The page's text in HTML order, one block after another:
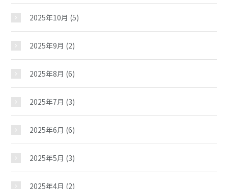
2025年10月 (5)
2025年9月 (2)
2025年8月 (6)
2025年7月 (3)
2025年6月 (6)
2025年5月 (3)
2025年4月 (2)